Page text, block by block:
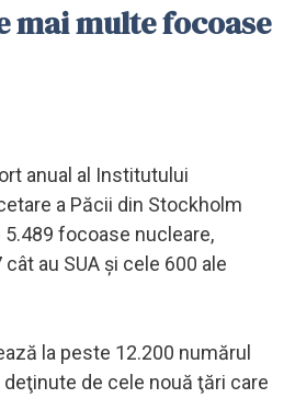
mai multe focoase
anual al Institutului
a Păcii din Stockholm
5.489 focoase nucleare,
au SUA şi cele 600 ale
la peste 12.200 numărul
de cele nouă ţări care